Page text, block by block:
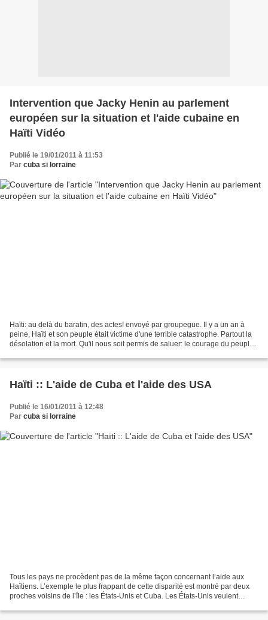
Intervention que Jacky Henin au parlement
européen sur la situation et l'aide cubaine en
Haïti Vidéo
Publié le 19/01/2011 à 11:53
Par cuba si lorraine
Haïti: au delà du baratin, des actes! envoyé par groupegue. Il y a un an à
peine, Haïti et son peuple était victime d'une terrible catastrophe. Partout la
désolation et la mort. Qu'il nous soit permis de saluer: le courage du peuple
Haïti :: L'aide de Cuba et l'aide des USA
Publié le 16/01/2011 à 12:48
Par cuba si lorraine
Tous les pays ne procèdent pas de la même façon concernant l’aide aux
Haïtiens. L’exemple le plus frappant de cette disparité est montré par deux
proches voisins de l’île : les États-Unis et Cuba. Les États-Unis veulent